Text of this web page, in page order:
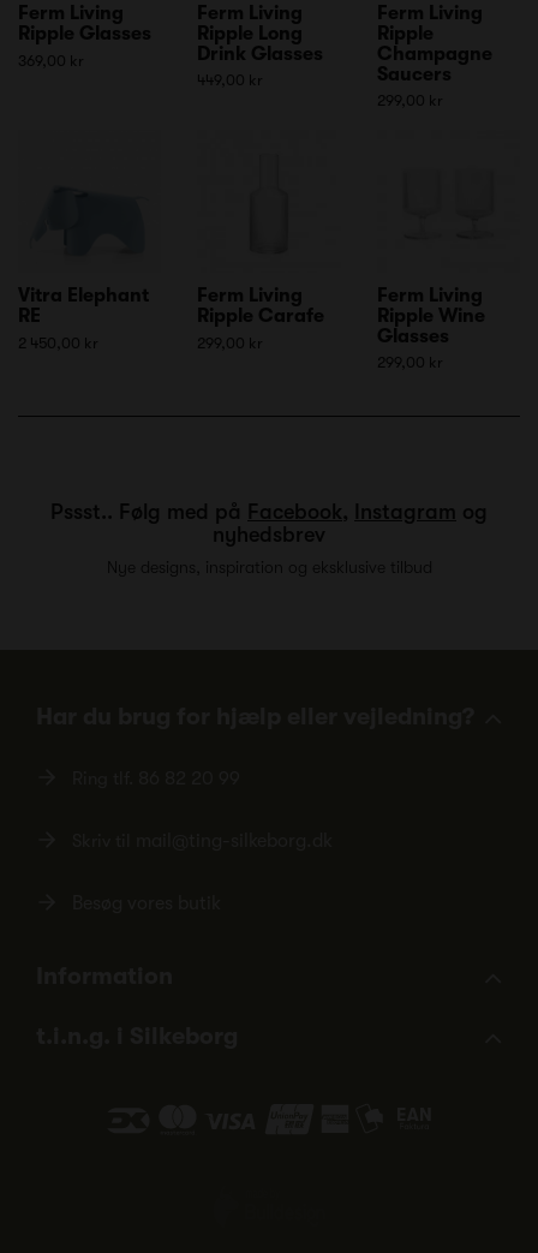
Ferm Living
Ripple Glasses
369,00 kr
Ferm Living
Ripple Long
Drink Glasses
449,00 kr
Ferm Living
Ripple
Champagne
Saucers
299,00 kr
Vitra Elephant
RE
2 450,00 kr
Ferm Living
Ripple Carafe
299,00 kr
Ferm Living
Ripple Wine
Glasses
299,00 kr
Pssst.. Følg med på Facebook, Instagram og
nyhedsbrev
Nye designs, inspiration og eksklusive tilbud